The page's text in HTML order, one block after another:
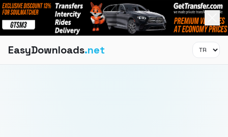
EasyDownloads.net